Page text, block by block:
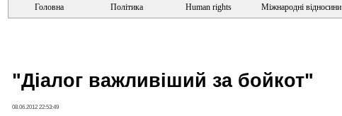
Головна Політика Human rights Міжнародні відносини
"Діалог важливіший за бойкот"
08.06.2012 22:53:49